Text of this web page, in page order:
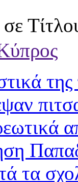
σε
τα